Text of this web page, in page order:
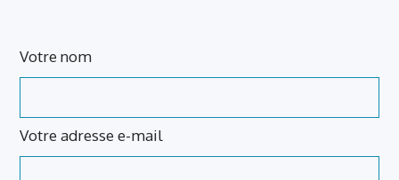
Leave
this
blank
Votre nom
Votre adresse e-mail